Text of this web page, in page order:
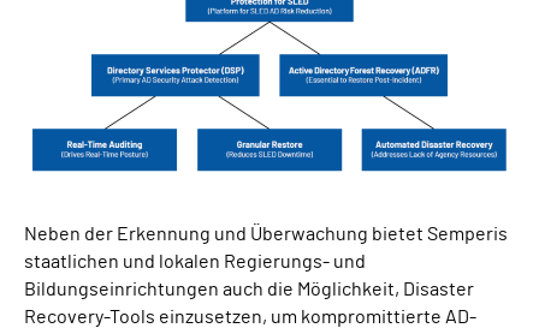
Neben der Erkennung und Überwachung bietet Semperis
staatlichen und lokalen Regierungs- und
Bildungseinrichtungen auch die Möglichkeit, Disaster
Recovery-Tools einzusetzen, um kompromittierte AD-